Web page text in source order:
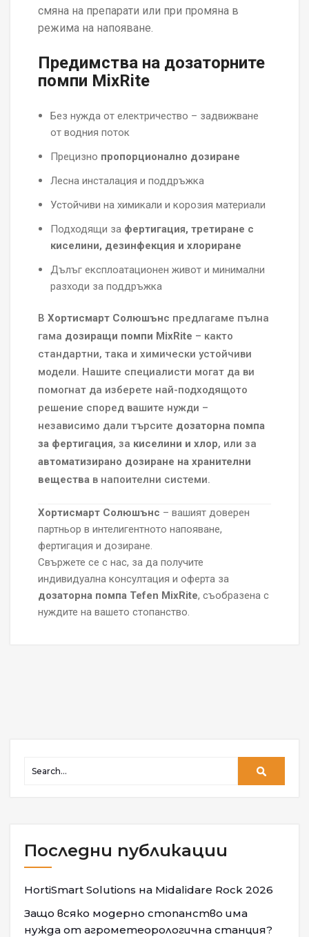
смяна на препарати или при промяна в
режима на напояване.
Предимства на дозаторните
помпи MixRite
Без нужда от електричество – задвижване
от водния поток
Прецизно пропорционално дозиране
Лесна инсталация и поддръжка
Устойчиви на химикали и корозия материали
Подходящи за фертигация, третиране с
киселини, дезинфекция и хлориране
Дълъг експлоатационен живот и минимални
разходи за поддръжка
В Хортисмарт Солюшънс предлагаме пълна
гама дозиращи помпи MixRite – както
стандартни, така и химически устойчиви
модели. Нашите специалисти могат да ви
помогнат да изберете най-подходящото
решение според вашите нужди –
независимо дали търсите дозаторна помпа
за фертигация, за киселини и хлор, или за
автоматизирано дозиране на хранителни
вещества в напоителни системи.
Хортисмарт Солюшънс – вашият доверен
партньор в интелигентното напояване,
фертигация и дозиране.
Свържете се с нас, за да получите
индивидуална консултация и оферта за
дозаторна помпа Tefen MixRite, съобразена с
нуждите на вашето стопанство.
Последни публикации
HortiSmart Solutions на Midalidare Rock 2026
Защо всяко модерно стопанство има
нужда от агрометеорологична станция?